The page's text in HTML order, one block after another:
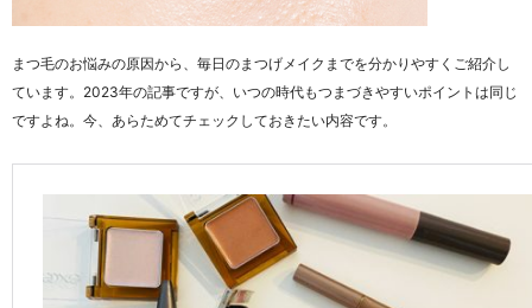
まつ毛のお悩みの原因から、毎日のまつげメイクまでを分かりやすくご紹介し
ています。2023年の記事ですが、いつの時代もつまづきやすいポイントは同じ
ですよね。今、あらためてチェックしておきたい内容です。